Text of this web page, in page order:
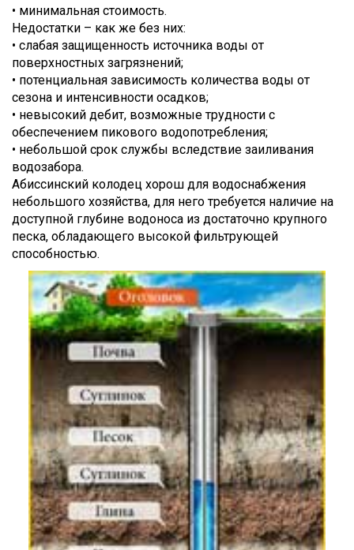
• минимальная стоимость.
Недостатки – как же без них:
• слабая защищенность источника воды от
поверхностных загрязнений;
• потенциальная зависимость количества воды от
сезона и интенсивности осадков;
• невысокий дебит, возможные трудности с
обеспечением пикового водопотребления;
• небольшой срок службы вследствие заиливания
водозабора.
Абиссинский колодец хорош для водоснабжения
небольшого хозяйства, для него требуется наличие на
доступной глубине водоноса из достаточно крупного
песка, обладающего высокой фильтрующей
способностью.